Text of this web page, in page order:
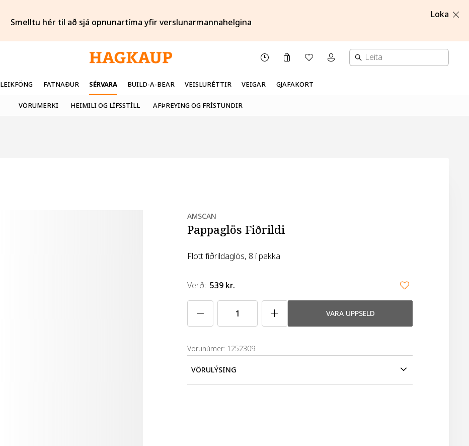
Loka
Smelltu hér til að sjá opnunartíma yfir verslunarmannahelgina
Karfa ÓskalistiMínar síður valmynd
LEIKFÖNG FATNAÐUR SÉRVARA BUILD-A-BEAR VEISLURÉTTIR VEIGAR GJAFAKORT
VÖRUMERKI HEIMILI OG LÍFSSTÍLL AFÞREYING OG FRÍSTUNDIR
AMSCAN
Pappaglös Fiðrildi
Flott fiðrildaglös, 8 í pakka
Verð: 539 kr.
VARA UPPSELD
Vörunúmer: 1252309
VÖRULÝSING